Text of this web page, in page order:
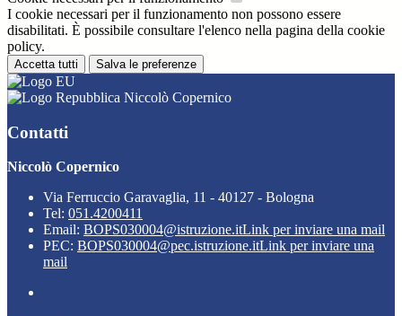
I cookie necessari per il funzionamento non possono essere
disabilitati. È possibile consultare l'elenco nella pagina della cookie
policy.
Accetta tutti Salva le preferenze
Niccolò Copernico
Contatti
Niccolò Copernico
Via Ferruccio Garavaglia, 11 - 40127 - Bologna
Tel: 051.4200411
Email: BOPS030004@istruzione.itLink per inviare una mail
PEC: BOPS030004@pec.istruzione.itLink per inviare una
mail